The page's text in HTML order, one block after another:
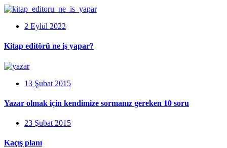
2 Eylül 2022
Kitap editörü ne iş yapar?
13 Şubat 2015
Yazar olmak için kendimize sormanız gereken 10 soru
23 Şubat 2015
Kaçış planı